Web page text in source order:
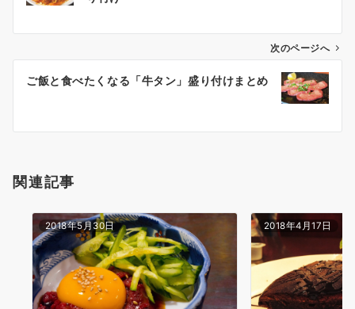
ン
次のページへ
ご飯と食べたくなる「牛タン」盛り付けまとめ
関連記事
2018年5月30日 2018年4月17日